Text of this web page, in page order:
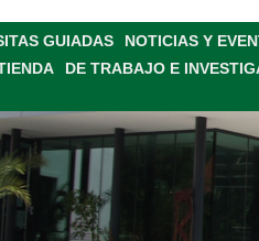
GUIADAS NOTICIAS Y
DE TRABAJO E